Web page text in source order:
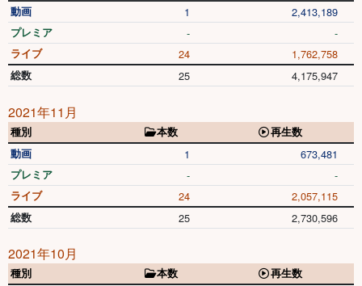
動画
1 2,413,189
プレミア - -
ライブ 24 1,762,758
総数 25 4,175,947
2021年11月
種別 本数
再生数
動画
1 673,481
プレミア - -
ライブ 24 2,057,115
総数 25 2,730,596
2021年10月
種別 本数
再生数